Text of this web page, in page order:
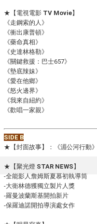
★ 【電視電影 TV Movie】
《走鋼索的人》
《衝出康普頓》
《藥命真相》
《史達林格勒》
《關鍵救援：巴士657》
《墊底辣妹》
《愛在他鄉》
《怒火邊界》
《我來自紐約》
《歡唱一家親》
SIDE B
★ 【封面故事】：《湄公河行動
★ 【聚光燈 STAR NEWS】
-全能影人詹姆斯夏慕初執導筒
-大衛林德獲獨立製片人獎
-羅曼波蘭斯基開拍新片
-保羅迪諾開拍導演處女作